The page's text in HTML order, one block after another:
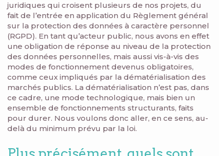
juridiques qui croisent plusieurs de nos projets, du
fait de l’entrée en application du Règlement général
sur la protection des données à caractère personnel
(RGPD). En tant qu’acteur public, nous avons en effet
une obligation de réponse au niveau de la protection
des données personnelles, mais aussi vis-à-vis des
modes de fonctionnement devenus obligatoires,
comme ceux impliqués par la dématérialisation des
marchés publics. La dématérialisation n’est pas, dans
ce cadre, une mode technologique, mais bien un
ensemble de fonctionnements structurants, faits
pour durer. Nous voulons donc aller, en ce sens, au-
delà du minimum prévu par la loi.